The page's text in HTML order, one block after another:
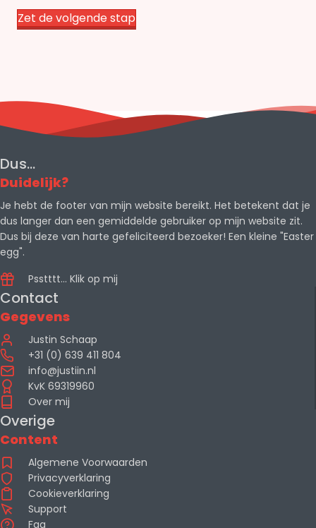
Zet de volgende stap
Dus...
Duidelijk?
Je hebt de footer van mijn website bereikt. Het betekent dat je
dus langer dan een gemiddelde gebruiker op mijn website zit.
Dus bij deze van harte gefeliciteerd bezoeker! Een kleine "Easter
egg".
Psstttt... Klik op mij
Contact
Gegevens
Justin Schaap
+31 (0) 639 411 804
info@justiin.nl
KvK 69319960
Over mij
Overige
Content
Algemene Voorwaarden
Privacyverklaring
Cookieverklaring
Support
Faq